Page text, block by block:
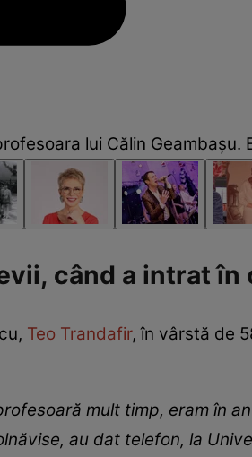
lui Călin Geambașu.
când a intrat în
Teo Trandafir, în vârstă de
mult timp, eram în
au dat telefon, la